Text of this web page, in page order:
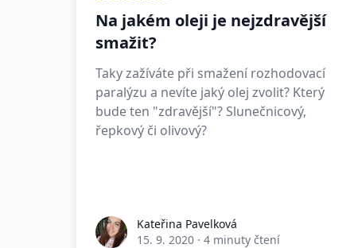
Na jakém oleji je nejzdravější
smažit?
Taky zažíváte při smažení rozhodovací
paralýzu a nevíte jaký olej zvolit? Který
bude ten "zdravější"? Slunečnicový,
řepkový či olivový?
Kateřina Pavelková
15. 9. 2020 · 4 minuty čtení